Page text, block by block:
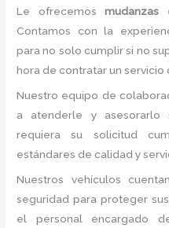
Le ofrecemos mudanzas
Contamos con la
para no solo cumplir si no
hora de contratar un servicio
Nuestro equipo de
a atenderle y
requiera su solicitud
estándares de calidad y
Nuestros vehículos
seguridad para proteger
el personal encargado